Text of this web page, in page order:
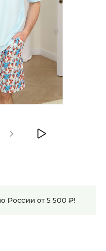
России от 5 500 ₽!